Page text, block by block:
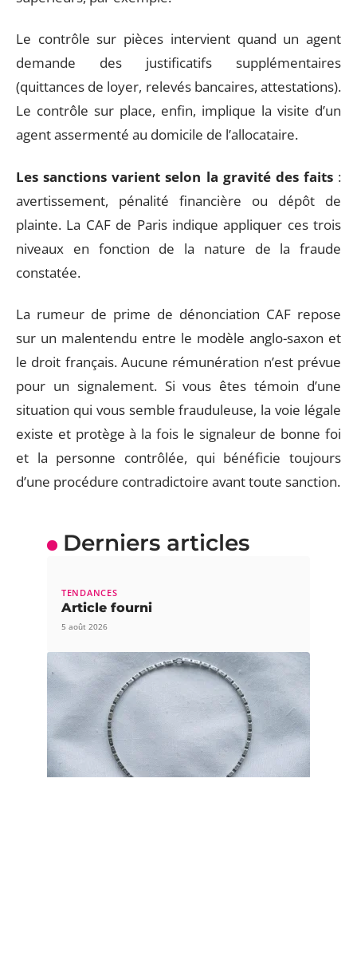
Le contrôle sur pièces intervient quand un agent
demande des justificatifs supplémentaires
(quittances de loyer, relevés bancaires, attestations).
Le contrôle sur place, enfin, implique la visite d’un
agent assermenté au domicile de l’allocataire.
Les sanctions varient selon la gravité des faits:
avertissement, pénalité financière ou dépôt de
plainte. La CAF de Paris indique appliquer ces trois
niveaux en fonction de la nature de la fraude
constatée.
La rumeur de prime de dénonciation CAF repose
sur un malentendu entre le modèle anglo-saxon et
le droit français. Aucune rémunération n’est prévue
pour un signalement. Si vous êtes témoin d’une
situation qui vous semble frauduleuse, la voie légale
existe et protège à la fois le signaleur de bonne foi
et la personne contrôlée, qui bénéficie toujours
d’une procédure contradictoire avant toute sanction.
Derniers articles
TENDANCES
Article fourni
5 août 2026